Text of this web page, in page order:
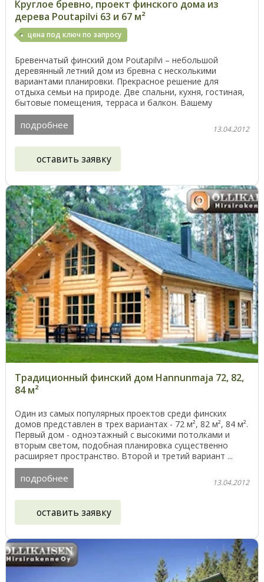
Круглое бревно, проект финского дома из
дерева Poutapilvi 63 и 67 м²
цена под ключ по запросу
Бревенчатый финский дом Poutapilvi – небольшой
деревянный летний дом из бревна с несколькими
вариантами планировки. Прекрасное решение для
отдыха семьи на природе. Две спальни, кухня, гостиная,
бытовые помещения, терраса и балкон. Вашему
вниманию ...
подробнее 13.04.2012
оставить заявку
Традиционный финский дом Hannunmaja 72, 82,
84 м²
Один из самых популярных проектов среди финских
домов представлен в трех вариантах - 72 м², 82 м², 84 м².
Первый дом - одноэтажный с высокими потолками и
вторым светом, подобная планировка существенно
расширяет пространство. Второй и третий вариант ...
подробнее 13.04.2012
оставить заявку